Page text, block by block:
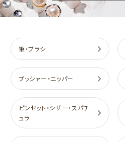
筆・ブラシ
プッシャー・ニッパー
ピンセット・シザー・スパチ
ュラ